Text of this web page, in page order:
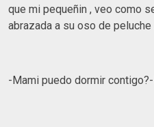
que mi pequeñin , veo como
abrazada a su oso de peluche
-Mami puedo dormir